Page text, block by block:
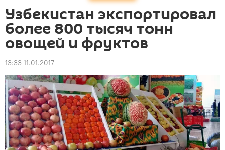
Узбекистан экспортировал
более 800 тысяч тонн
овощей и фруктов
13:33 11.01.2017